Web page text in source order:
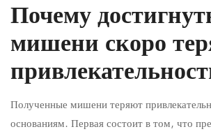
Почему
мишени скоро
Полученные мишени теряют
основаниям. Первая состоит в том, что